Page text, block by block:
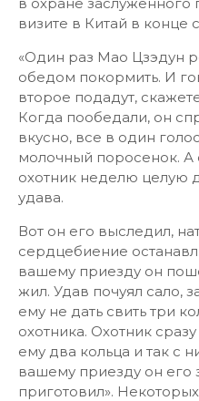
визите в Китай в конце
«Один раз Мао Цзэдун
обедом покормить. И
второе подадут,
Когда пообедали, он
вкусно, все в один
молочный поросенок. А
охотник неделю целую
удава.
Вот он его выследил,
сердцебиение
вашему приезду он
жил. Удав почуял сало,
ему не дать свить три
охотника. Охотник
ему два кольца и так с
вашему приезду он его
приготовил».